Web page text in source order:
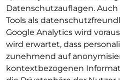
Datenschutzauflagen.
Tools als
Google Analytics wird
wird erwartet, dass
zunehmend auf
kontextbezogenen